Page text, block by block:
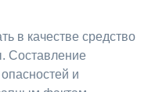
в качестве средство
Составление
и